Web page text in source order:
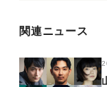
関連ニュース